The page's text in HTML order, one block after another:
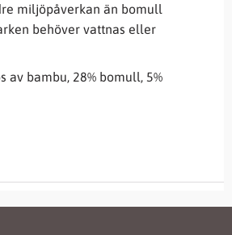
miljöpåverkan än bomull
behöver vattnas eller
av bambu, 28% bomull, 5%